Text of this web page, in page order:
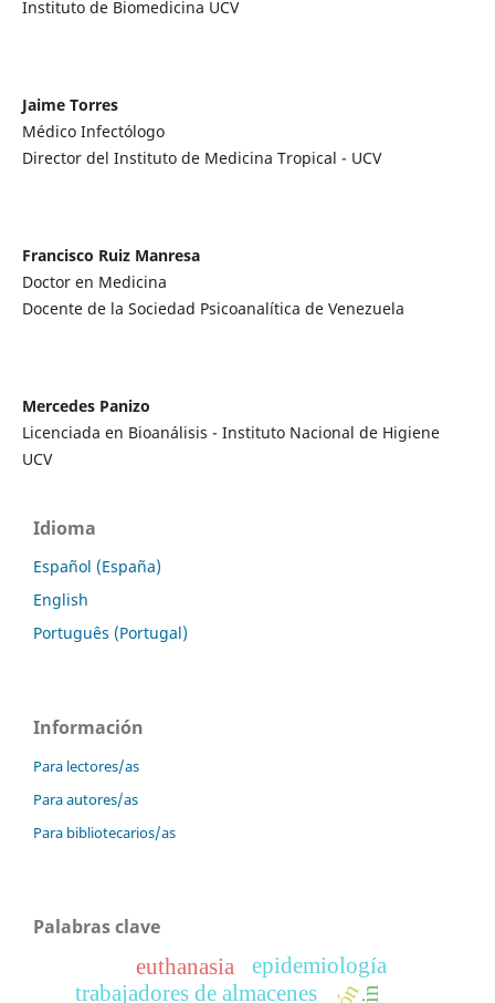
Instituto de Biomedicina UCV
Jaime Torres
Médico Infectólogo
Director del Instituto de Medicina Tropical - UCV
Francisco Ruiz Manresa
Doctor en Medicina
Docente de la Sociedad Psicoanalítica de Venezuela
Mercedes Panizo
Licenciada en Bioanálisis - Instituto Nacional de Higiene
UCV
Idioma
Español (España)
English
Português (Portugal)
Información
Para lectores/as
Para autores/as
Para bibliotecarios/as
Palabras clave
trabajadores de almacenes
epidemiología
euthanasia